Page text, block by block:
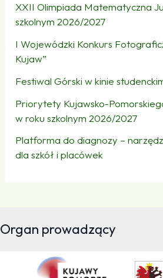
XXII Olimpiada Matematyczna
szkolnym 2026/2027
I Wojewódzki Konkurs
Kujaw”
Festiwal Górski w kinie
Priorytety Kujawsko-
w roku szkolnym 2026/2027
Platforma do diagnozy –
dla szkół i placówek
Organ prowadzący